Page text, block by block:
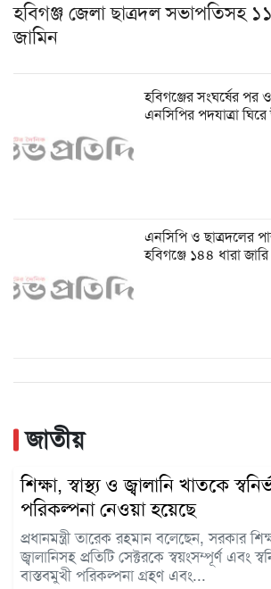
হবিগঞ্জ জেলা ছাত্রদল সভাপতিসহ
জামিন
হবিগঞ্জের সংঘর্ষের পর
এনসিপির পদযাত্রা ঘিরে
এনসিপি ও ছাত্রদলের
হবিগঞ্জে ১৪৪ ধারা জারি
জাতীয়
শিক্ষা, স্বাস্থ্য ও জ্বালানি খাতকে
পরিকল্পনা নেওয়া হয়েছে
প্রধানমন্ত্রী তারেক রহমান বলেছেন, সরকার
জ্বালানিসহ প্রতিটি সেক্টরকে স্বয়ংসম্পূর্ণ এবং
বাস্তবমুখী পরিকল্পনা গ্রহণ এবং...